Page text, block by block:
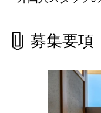
募集要項